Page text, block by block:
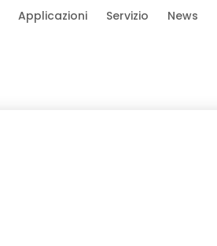
Applicazioni Servizio News